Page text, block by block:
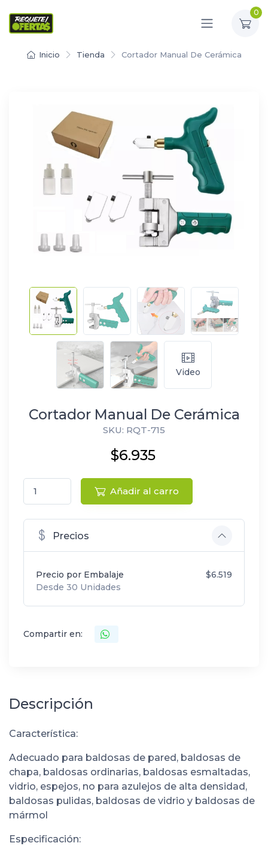
0
Inicio Tienda Cortador Manual De Cerámica
Video
Cortador Manual De Cerámica
SKU: RQT-715
$6.935
Añadir al carro
Precios
Precio por Embalaje
Desde 30 Unidades
$6.519
Compartir en:
Descripción
Característica:
Adecuado para baldosas de pared, baldosas de
chapa, baldosas ordinarias, baldosas esmaltadas,
vidrio, espejos, no para azulejos de alta densidad,
baldosas pulidas, baldosas de vidrio y baldosas de
mármol
Especificación: